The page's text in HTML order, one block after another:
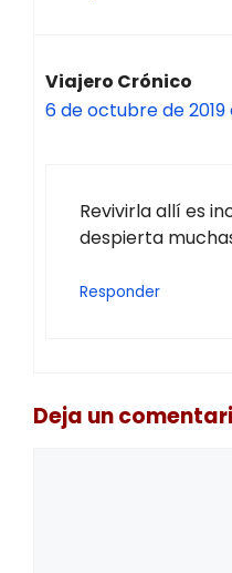
Viajero Crónico
6 de octubre de 2019
Revivirla allí es
despierta
Responder
Deja un